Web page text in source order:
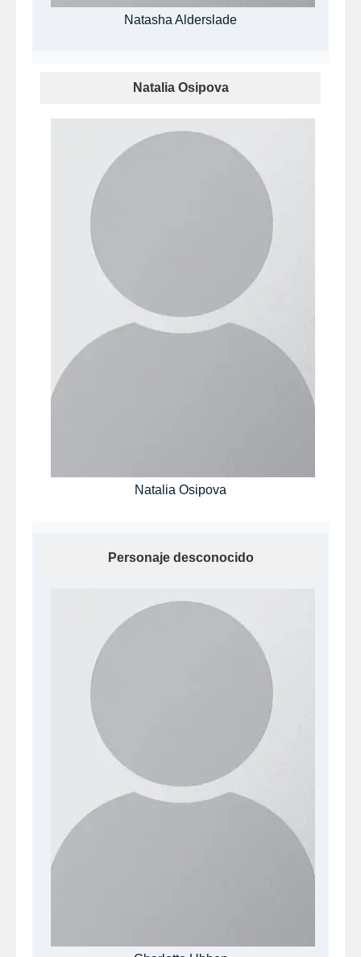
Natasha Alderslade
Natalia Osipova
Natalia Osipova
Personaje desconocido